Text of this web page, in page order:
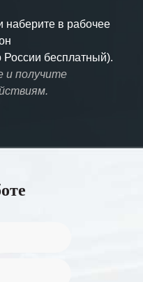
наберите в рабочее
России бесплатный).
и получите